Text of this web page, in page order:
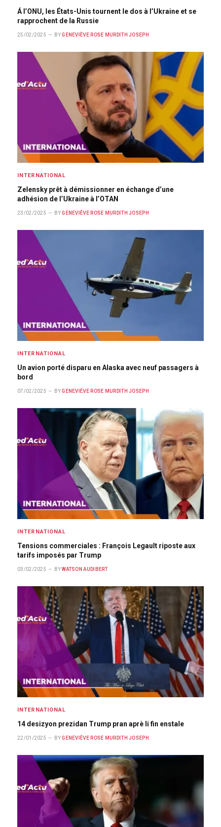
Á l’ONU, les États-Unis tournent le dos à l’Ukraine et se
rapprochent de la Russie
25/02/2025 BY GENEVIÈVE ROSE MURDITH JOSEPH
INTERNATIONAL
Zelensky prêt à démissionner en échange d’une
adhésion de l’Ukraine à l’OTAN
23/02/2025 BY GENEVIÈVE ROSE MURDITH JOSEPH
INTERNATIONAL
Un avion porté disparu en Alaska avec neuf passagers à
bord
07/02/2025 BY GENEVIÈVE ROSE MURDITH JOSEPH
INTERNATIONAL
Tensions commerciales : François Legault riposte aux
tarifs imposés par Trump
03/02/2025 BY WATSON AUDIBERT
INTERNATIONAL
14 desizyon prezidan Trump pran aprè li fin enstale
22/01/2025 BY GENEVIÈVE ROSE MURDITH JOSEPH